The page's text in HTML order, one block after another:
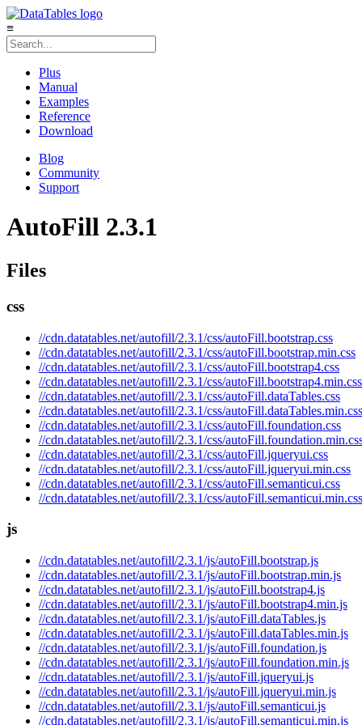
≡
Plus
Manual
Examples
Reference
Download
Blog
Community
Support
AutoFill 2.3.1
Files
css
//cdn.datatables.net/autofill/2.3.1/css/autoFill.bootstrap.css
//cdn.datatables.net/autofill/2.3.1/css/autoFill.bootstrap.min.css
//cdn.datatables.net/autofill/2.3.1/css/autoFill.bootstrap4.css
//cdn.datatables.net/autofill/2.3.1/css/autoFill.bootstrap4.min.css
//cdn.datatables.net/autofill/2.3.1/css/autoFill.dataTables.css
//cdn.datatables.net/autofill/2.3.1/css/autoFill.dataTables.min.css
//cdn.datatables.net/autofill/2.3.1/css/autoFill.foundation.css
//cdn.datatables.net/autofill/2.3.1/css/
//cdn.datatables.net/autofill/2.3.1/css/autoFill.jqueryui.css
//cdn.datatables.net/autofill/2.3.1/css/autoFill.jqueryui.min.css
//cdn.datatables.net/autofill/2.3.1/css/autoFill.semanticui.css
//cdn.datatables.net/autofill/2.3.1/css/autoFill.semanticui.min.css
js
//cdn.datatables.net/autofill/2.3.1/js/autoFill.bootstrap.js
//cdn.datatables.net/autofill/2.3.1/js/autoFill.bootstrap.min.js
//cdn.datatables.net/autofill/2.3.1/js/autoFill.bootstrap4.js
//cdn.datatables.net/autofill/2.3.1/js/autoFill.bootstrap4.min.js
//cdn.datatables.net/autofill/2.3.1/js/autoFill.dataTables.js
//cdn.datatables.net/autofill/2.3.1/js/autoFill.dataTables.min.js
//cdn.datatables.net/autofill/2.3.1/js/autoFill.foundation.js
//cdn.datatables.net/autofill/2.3.1/js/autoFill.foundation.min.js
//cdn.datatables.net/autofill/2.3.1/js/autoFill.jqueryui.js
//cdn.datatables.net/autofill/2.3.1/js/autoFill.jqueryui.min.js
//cdn.datatables.net/autofill/2.3.1/js/autoFill.semanticui.js
//cdn.datatables.net/autofill/2.3.1/js/autoFill.semanticui.min.js